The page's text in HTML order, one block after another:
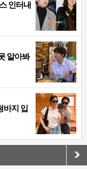
인터내
알아봐
바지 입